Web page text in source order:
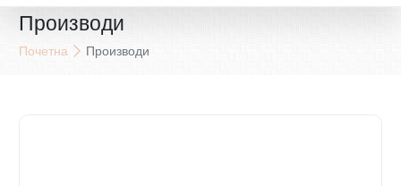
Производи
Почетна Производи